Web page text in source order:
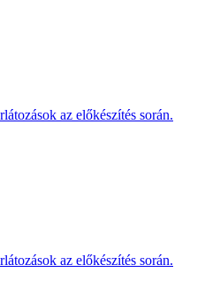
az előkészítés során.
az előkészítés során.